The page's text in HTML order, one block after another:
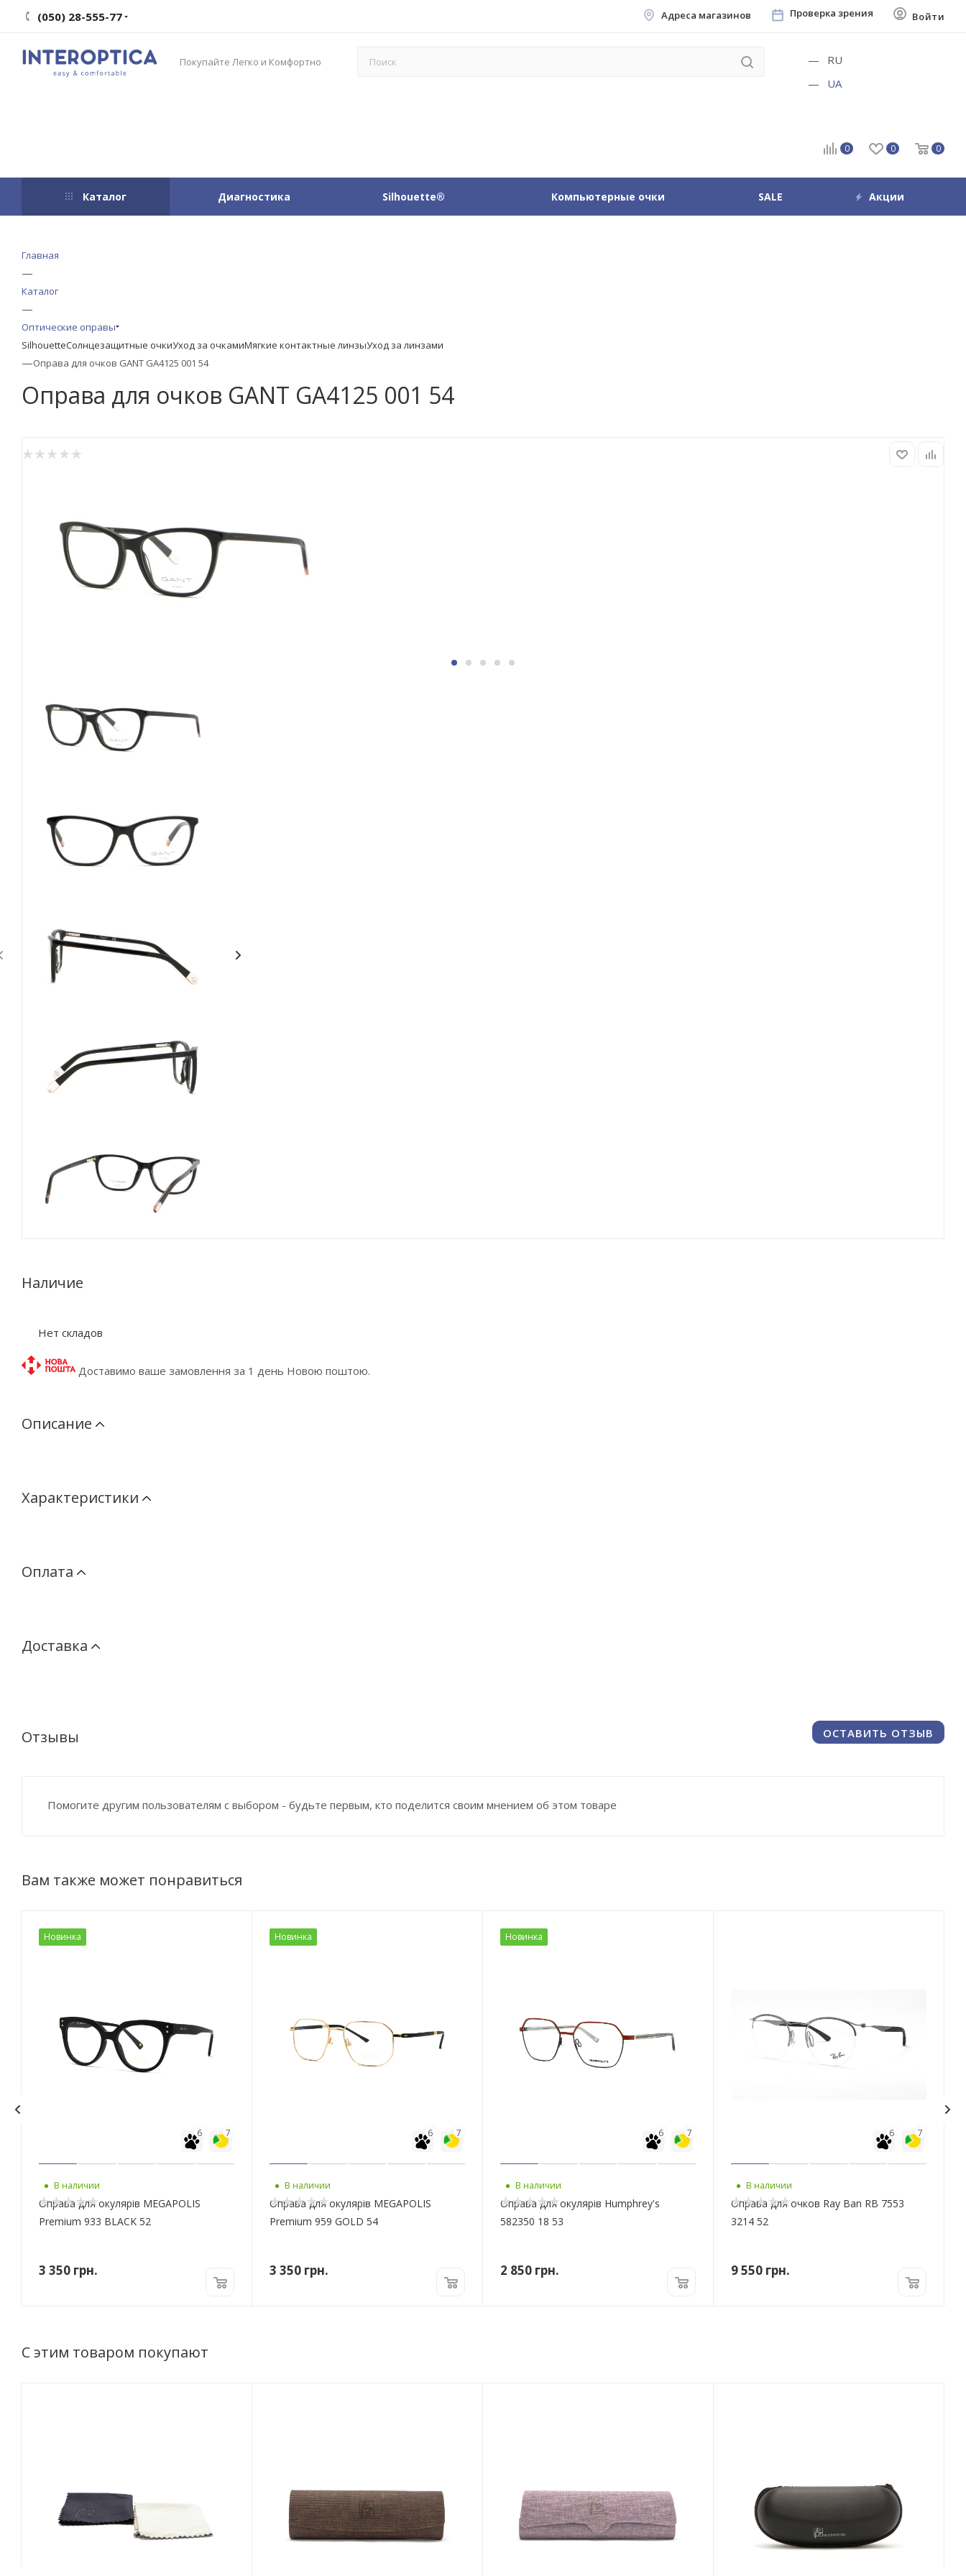
(050) 28-555-77 Адреса магазинов Проверка зрения Войти
Покупайте Легко и Комфортно
RU
UA
0 0 0
Каталог Диагностика Silhouette® Компьютерные очки SALE Акции
Главная
—
Каталог
—
Оптические оправы
SilhouetteСолнцезащитные очкиУход за очкамиМягкие контактные линзыУход за линзами
—Оправа для очков GANT GA4125 001 54
Оправа для очков GANT GA4125 001 54
Наличие
Нет складов
Доставимо ваше замовлення за 1 день Новою поштою.
Описание
Характеристики
Оплата
Доставка
Отзывы ОСТАВИТЬ ОТЗЫВ
Помогите другим пользователям с выбором - будьте первым, кто поделится своим мнением об этом товаре
Вам также может понравиться
Новинка
7
6
В наличии
Оправа для окулярів MEGAPOLIS
Premium 933 BLACK 52
3 350 грн.
Новинка
7
6
В наличии
Оправа для окулярів MEGAPOLIS
Premium 959 GOLD 54
3 350 грн.
Новинка
7
6
В наличии
Оправа для окулярів Humphrey's
582350 18 53
2 850 грн.
7
6
В наличии
Оправа для очков Ray Ban RB 7553
3214 52
9 550 грн.
С этим товаром покупают